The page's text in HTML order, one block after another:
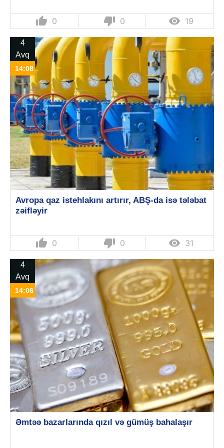
thumb_up 0 thumb_down 0  19
4
Avq
14:08
Avropa qaz istehlakını artırır, ABŞ-da isə tələbat
zəifləyir
thumb_up 0 thumb_down 0  31
4
Avq
14:06
Əmtəə bazarlarında qızıl və gümüş bahalaşır